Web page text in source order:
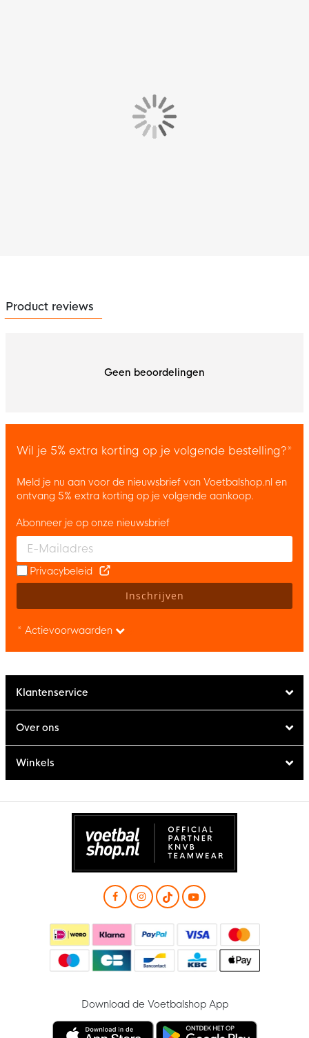
Product reviews
Geen beoordelingen
Wil je 5% extra korting op je volgende bestelling?*
Meld je nu aan voor de nieuwsbrief van Voetbalshop.nl en
ontvang 5% extra korting op je volgende aankoop.
Enter your email and accept the privacy policy to subscribe to
Abonneer je op onze nieuwsbrief
Privacybeleid
Inschrijven
* Actievoorwaarden
Klantenservice
Over ons
Winkels
Download de Voetbalshop App